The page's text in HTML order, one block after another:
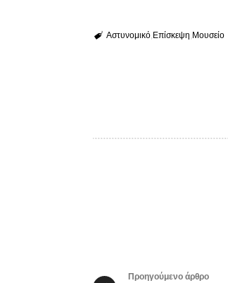
Αστυνομικό Επίσκεψη Μουσείο
Προηγούμενο άρθρο